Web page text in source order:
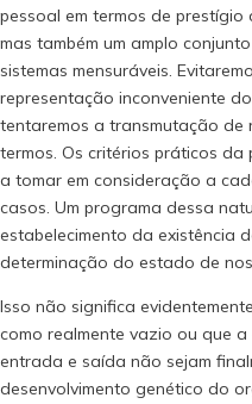
pessoal em termos de prestígio
mas também um amplo
sistemas mensuráveis.
representação inconveniente
tentaremos a transmutação de
termos. Os critérios práticos
a tomar em consideração a
casos. Um programa dessa
estabelecimento da existência
determinação do estado de
Isso não significa
como realmente vazio ou que
entrada e saída não sejam
desenvolvimento genético do